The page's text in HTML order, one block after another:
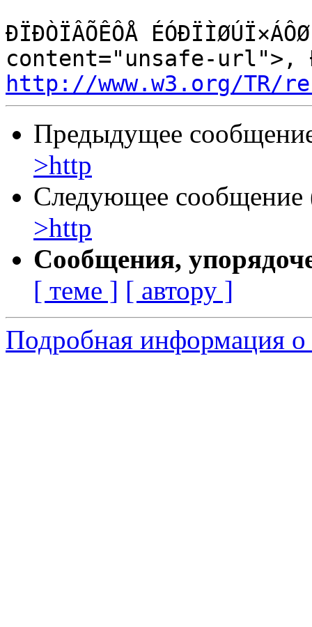
ÐÏÐÒÏÂÕÊÔÅ
http://www.w3.org/
Предыдущее
>http
Следующее сообщение
>http
Сообщения,
[ теме ] [ автору ]
Подробная информация